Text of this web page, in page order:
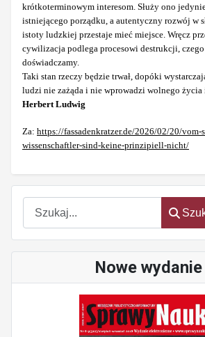
Szukaj
Nowe wydanie
krótkoterminowym interesom. Służy ono
istniejącego porządku, a autentyczny rozwój w
istoty ludzkiej przestaje mieć miejsce. Wręcz
cywilizacja podlega procesowi destrukcji,
doświadczamy.
Taki stan rzeczy będzie trwał, dopóki
ludzi nie zażąda i nie wprowadzi wolnego życia
Herbert Ludwig
Za: https://fassadenkratzer.de/2026/02/20/vom-
wissenschaftler-sind-keine-prinzipiell-nicht/